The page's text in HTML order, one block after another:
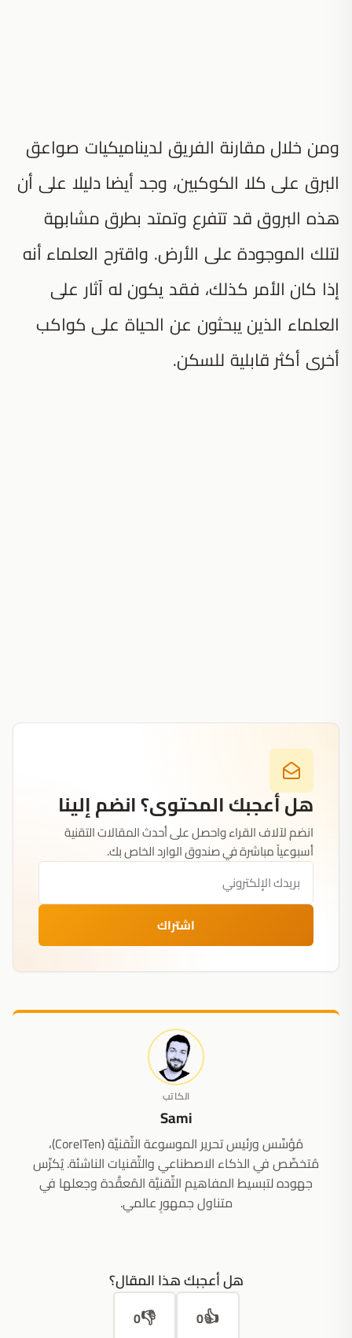
ومن خلال مقارنة الفريق لديناميكيات صواعق
البرق على كلا الكوكبين، وجد أيضا دليلا على أن
هذه البروق قد تتفرع وتمتد بطرق مشابهة
لتلك الموجودة على الأرض. واقترح العلماء أنه
إذا كان الأمر كذلك، فقد يكون له آثار على
العلماء الذين يبحثون عن الحياة على كواكب
أخرى أكثر قابلية للسكن.
هل أعجبك المحتوى؟ انضم إلينا
انضم لآلاف القراء واحصل على أحدث المقالات التقنية
أسبوعياً مباشرة في صندوق الوارد الخاص بك.
اشتراك
الكاتب
Sami
مُؤسِّس ورئيس تحرير الموسوعة التِّقنيَّة (CoreITen)،
مُتخصِّص في الذكاء الاصطناعي والتِّقنيات الناشئة. يُكرِّس
جهوده لتبسيط المفاهيم التِّقنيَّة المُعقَّدة وجعلها في
متناول جمهورٍ عالمي.
هل أعجبك هذا المقال؟
👍
0
👎
0